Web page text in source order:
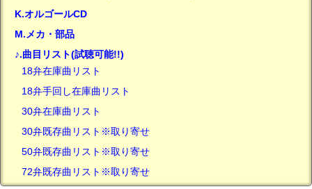
K.オルゴールCD
M.メカ・部品
♪.曲目リスト(試聴可能!!)
18弁在庫曲リスト
18弁手回し在庫曲リスト
30弁在庫曲リスト
30弁既存曲リスト※取り寄せ
50弁既存曲リスト※取り寄せ
72弁既存曲リスト※取り寄せ